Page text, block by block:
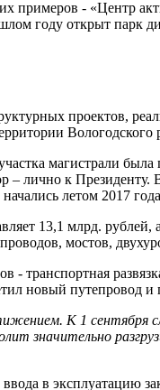
примеров - «Центр
году открыт парк
проектов,
Вологодского
магистрали
– лично к
летом 2017
13,1 млрд.
мостов,
- транспортная
новый путепровод и
К 1
значительно
в эксплуатацию